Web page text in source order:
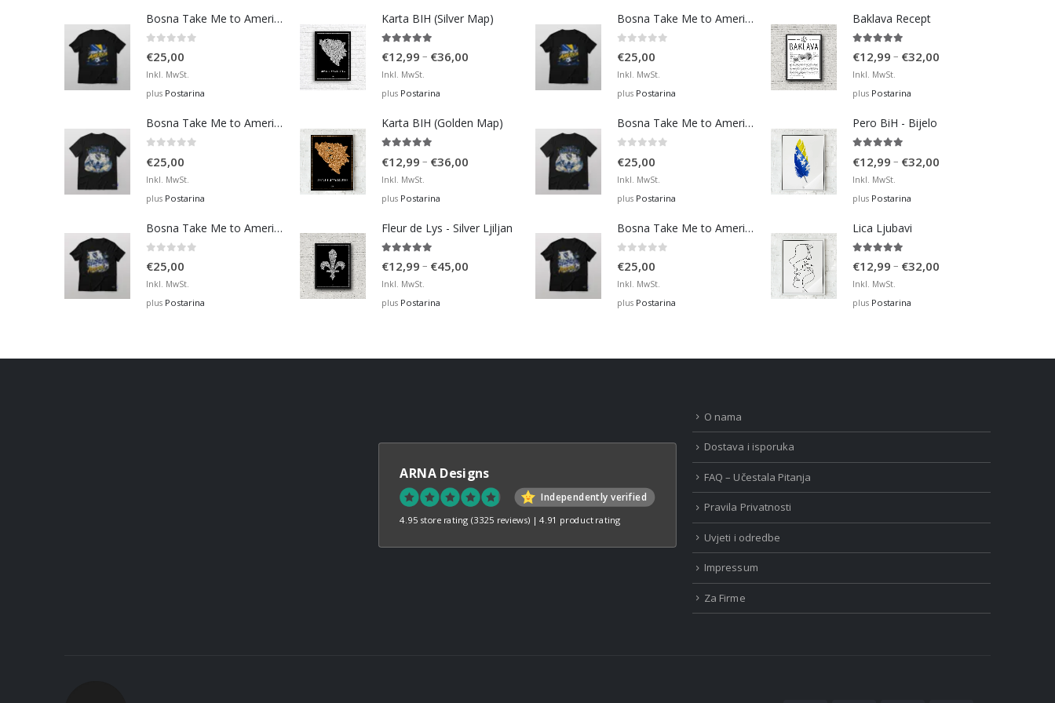
Bosna Take Me to America Navijačka Majica 3
€25,00
Inkl. MwSt.
plus Postarina
Bosna Take Me to America Navijačka Majica 4
€25,00
Inkl. MwSt.
plus Postarina
Bosna Take Me to America Navijačka Majica 2
€25,00
Inkl. MwSt.
plus Postarina
Karta BIH (Silver Map)
€12,99 – €36,00
€36,00
Inkl. MwSt.
plus Postarina
Karta BIH (Golden Map)
€12,99 – €36,00
€36,00
Inkl. MwSt.
plus Postarina
Fleur de Lys - Silver Ljiljan
€12,99 – €45,00
Inkl. MwSt.
plus Postarina
Bosna Take Me to America Navijačka Majica 3
€25,00
Inkl. MwSt.
plus Postarina
Bosna Take Me to America Navijačka Majica 4
€25,00
Inkl. MwSt.
plus Postarina
Bosna Take Me to America Navijačka Majica 2
€25,00
Inkl. MwSt.
plus Postarina
Baklava Recept
€12,99 – €32,00
Inkl. MwSt.
plus Postarina
Pero BiH - Bijelo
€12,99 – €32,00
Inkl. MwSt.
plus Postarina
Lica Ljubavi
€12,99 – €32,00
Inkl. MwSt.
plus Postarina
ARNA Designs
Independently verified
4.95 store rating (3325 reviews) |4.91 product rating
O nama
Dostava i isporuka
FAQ – Učestala Pitanja
Pravila Privatnosti
Uvjeti i odredbe
Impressum
Za Firme